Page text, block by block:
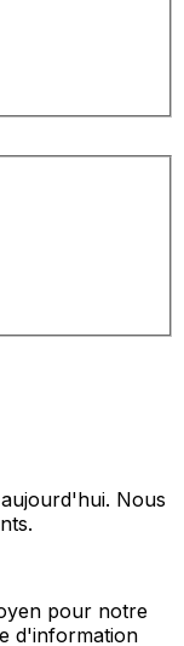
Nous
pour notre
d'information